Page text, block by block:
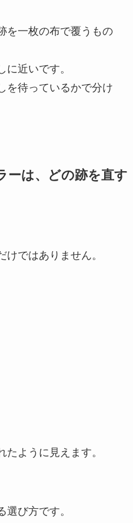
を一枚の布で覆うもの
近いです。
を待っているかで分け
ーは、どの跡を直す
ではありません。
ように見えます。
び方です。